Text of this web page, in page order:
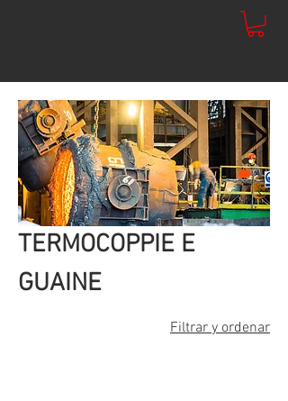
TERMOCOPPIE E
GUAINE
Filtrar y ordenar